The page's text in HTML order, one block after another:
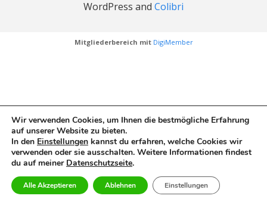
WordPress and Colibri
Mitgliederbereich mit DigiMember
Wir verwenden Cookies, um Ihnen die bestmögliche Erfahrung
auf unserer Website zu bieten.
In den Einstellungen kannst du erfahren, welche Cookies wir
verwenden oder sie ausschalten. Weitere Informationen findest
du auf meiner Datenschutzseite.
Alle Akzeptieren Ablehnen Einstellungen